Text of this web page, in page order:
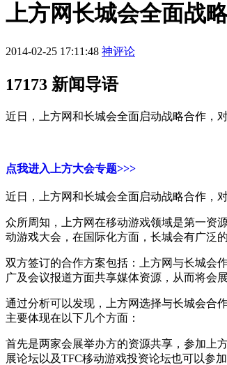
上方网长城会全面战
2014-02-25 17:11:48 神评论
17173 新闻导语
近日，上方网和长城会全面启动战略合作，
点我进入上方大会专题>>>
近日，上方网和长城会全面启动战略合作，
众所周知，上方网在移动游戏领域是第一资
动游戏大会，在国际化方面，长城会有广泛
双方签订的合作方案包括：上方网与长城会
广及会议报道方面共享媒体资源，从而将会
通过分析可以发现，上方网选择与长城会合
主要体现在以下几个方面：
首先是两家会展举办方的资源共享，参加上
展论坛以及TFC移动游戏投资论坛也可以参